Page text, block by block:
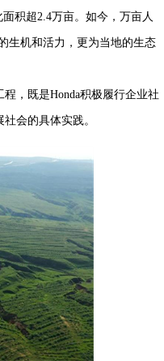
积超2.4万亩。如今，万亩人
生机和活力，更为当地的生态
，既是Honda积极履行企业社
会的具体实践。